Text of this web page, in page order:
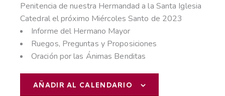
Penitencia de nuestra Hermandad a la Santa Iglesia
Catedral el próximo Miércoles Santo de 2023
Informe del Hermano Mayor
Ruegos, Preguntas y Proposiciones
Oración por las Ánimas Benditas
AÑADIR AL CALENDARIO